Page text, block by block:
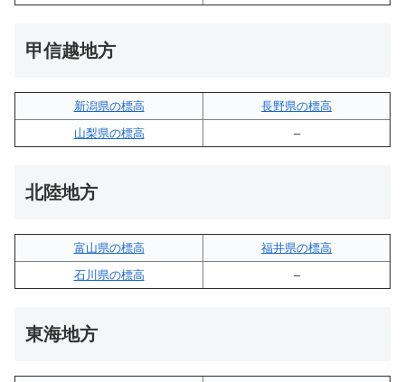
甲信越地方
新潟県の標高
長野県の標高
山梨県の標高
–
北陸地方
富山県の標高
福井県の標高
石川県の標高
–
東海地方